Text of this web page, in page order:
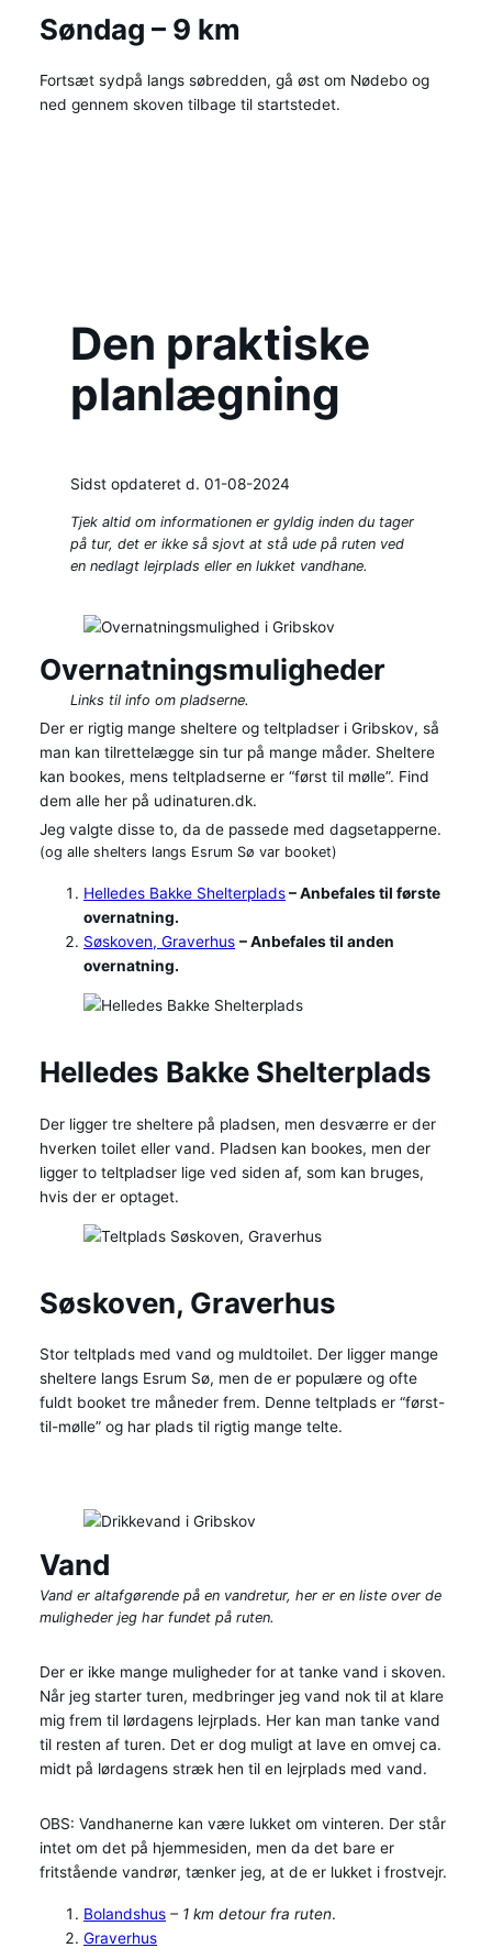
Søndag – 9 km
Fortsæt sydpå langs søbredden, gå øst om Nødebo og
ned gennem skoven tilbage til startstedet.
Den praktiske
planlægning
Sidst opdateret d. 01-08-2024
Tjek altid om informationen er gyldig inden du tager
på tur, det er ikke så sjovt at stå ude på ruten ved
en nedlagt lejrplads eller en lukket vandhane.
Overnatningsmuligheder
Links til info om pladserne.
Der er rigtig mange sheltere og teltpladser i Gribskov, så
man kan tilrettelægge sin tur på mange måder. Sheltere
kan bookes, mens teltpladserne er “først til mølle”. Find
dem alle her på udinaturen.dk.
Jeg valgte disse to, da de passede med dagsetapperne.
(og alle shelters langs Esrum Sø var booket)
Helledes Bakke Shelterplads– Anbefales til første
overnatning.
Søskoven, Graverhus – Anbefales til anden
overnatning.
Helledes Bakke Shelterplads
Der ligger tre sheltere på pladsen, men desværre er der
hverken toilet eller vand. Pladsen kan bookes, men der
ligger to teltpladser lige ved siden af, som kan bruges,
hvis der er optaget.
Søskoven, Graverhus
Stor teltplads med vand og muldtoilet. Der ligger mange
sheltere langs Esrum Sø, men de er populære og ofte
fuldt booket tre måneder frem. Denne teltplads er “først-
til-mølle” og har plads til rigtig mange telte.
Vand
Vand er altafgørende på en vandretur, her er en liste over de
muligheder jeg har fundet på ruten.
Der er ikke mange muligheder for at tanke vand i skoven.
Når jeg starter turen, medbringer jeg vand nok til at klare
mig frem til lørdagens lejrplads. Her kan man tanke vand
til resten af turen. Det er dog muligt at lave en omvej ca.
midt på lørdagens stræk hen til en lejrplads med vand.
OBS: Vandhanerne kan være lukket om vinteren. Der står
intet om det på hjemmesiden, men da det bare er
fritstående vandrør, tænker jeg, at de er lukket i frostvejr.
Bolandshus – 1 km detour fra ruten.
Graverhus